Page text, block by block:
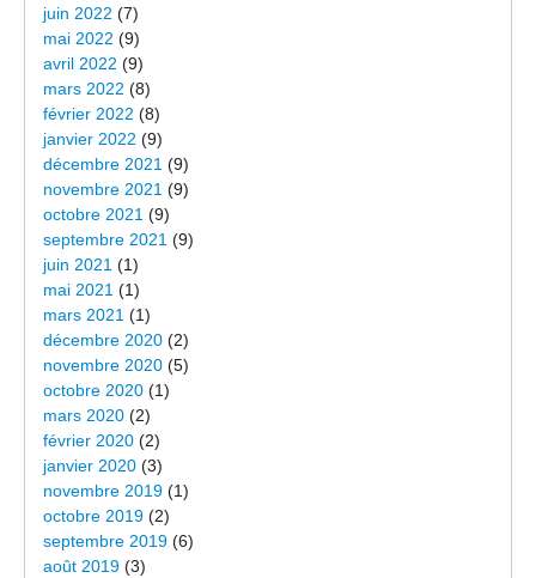
juin 2022 (7)
mai 2022 (9)
avril 2022 (9)
mars 2022 (8)
février 2022 (8)
janvier 2022 (9)
décembre 2021 (9)
novembre 2021 (9)
octobre 2021 (9)
septembre 2021 (9)
juin 2021 (1)
mai 2021 (1)
mars 2021 (1)
décembre 2020 (2)
novembre 2020 (5)
octobre 2020 (1)
mars 2020 (2)
février 2020 (2)
janvier 2020 (3)
novembre 2019 (1)
octobre 2019 (2)
septembre 2019 (6)
août 2019 (3)